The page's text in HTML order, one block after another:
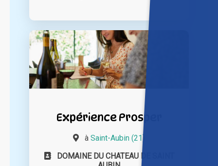
Expérience Prosper
à Saint-Aubin (21)
DOMAINE DU CHATEAU DE SAINT